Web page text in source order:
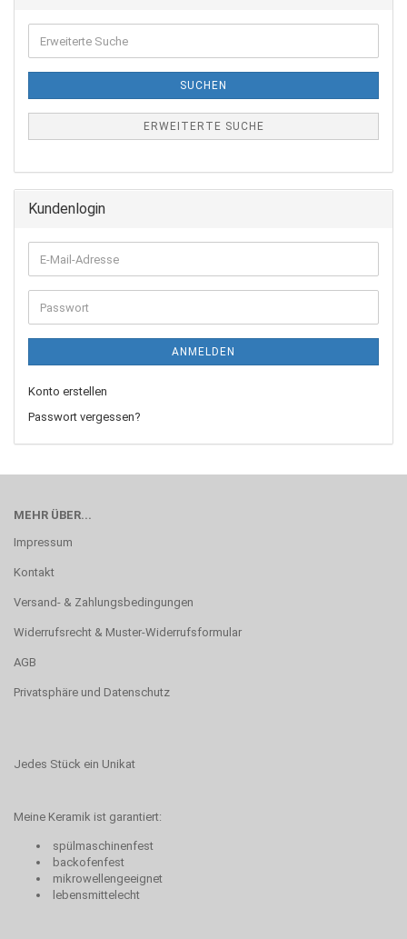
SUCHEN
ERWEITERTE SUCHE
Kundenlogin
ANMELDEN
Konto erstellen
Passwort vergessen?
MEHR ÜBER...
Impressum
Kontakt
Versand- & Zahlungsbedingungen
Widerrufsrecht & Muster-Widerrufsformular
AGB
Privatsphäre und Datenschutz
Jedes Stück ein Unikat
Meine Keramik ist garantiert:
spülmaschinenfest
backofenfest
mikrowellengeeignet
lebensmittelecht